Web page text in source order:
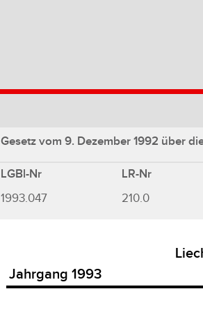
Gesetz vom 9. Dezember 1992 über
LGBl-Nr LR-Nr
1993.047 210.0